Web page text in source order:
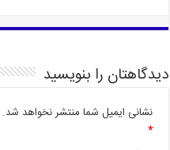
دیدگاهتان را بنویسید
نشانی ایمیل شما منتشر نخواهد شد.
*